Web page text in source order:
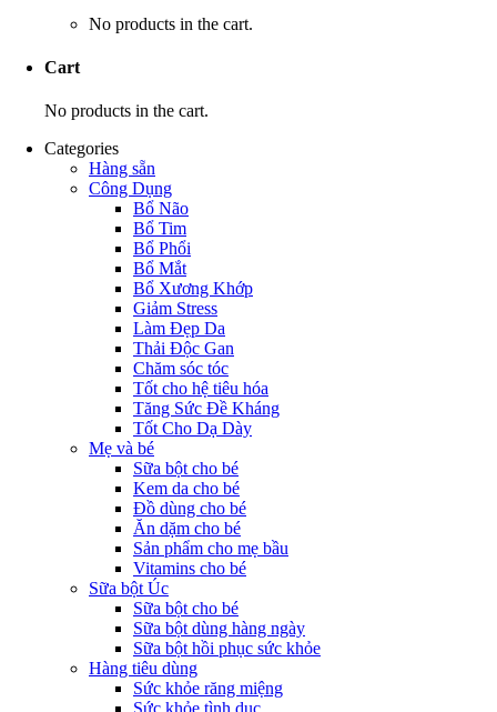
No products in the cart.
Cart
No products in the cart.
Categories
Hàng sẵn
Công Dụng
Bổ Não
Bổ Tim
Bổ Phổi
Bổ Mắt
Bổ Xương Khớp
Giảm Stress
Làm Đẹp Da
Thải Độc Gan
Chăm sóc tóc
Tốt cho hệ tiêu hóa
Tăng Sức Đề Kháng
Tốt Cho Dạ Dày
Mẹ và bé
Sữa bột cho bé
Kem da cho bé
Đồ dùng cho bé
Ăn dặm cho bé
Sản phẩm cho mẹ bầu
Vitamins cho bé
Sữa bột Úc
Sữa bột cho bé
Sữa bột dùng hàng ngày
Sữa bột hồi phục sức khỏe
Hàng tiêu dùng
Sức khỏe răng miệng